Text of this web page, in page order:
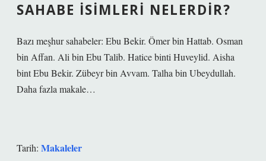
SAHABE ISIMLERI NELERDIR?
Bazı meşhur sahabeler: Ebu Bekir. Ömer bin Hattab. Osman
bin Affan. Ali bin Ebu Talib. Hatice binti Huveylid. Aisha
bint Ebu Bekir. Zübeyr bin Avvam. Talha bin Ubeydullah.
Daha fazla makale…
Tarih: Makaleler